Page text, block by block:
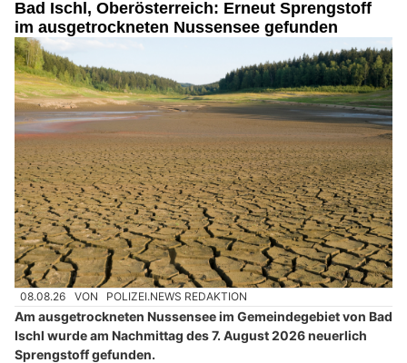
Bad Ischl, Oberösterreich: Erneut Sprengstoff
im ausgetrockneten Nussensee gefunden
08.08.26 VON POLIZEI.NEWS REDAKTION
Am ausgetrockneten Nussensee im Gemeindegebiet von Bad
Ischl wurde am Nachmittag des 7. August 2026 neuerlich
Sprengstoff gefunden.